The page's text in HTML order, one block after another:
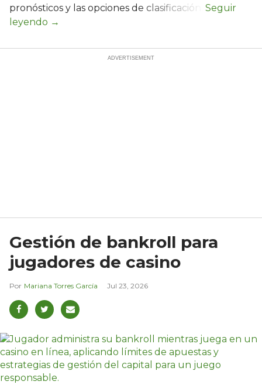
pronósticos y las opciones de clasificación.
Gestión de bankroll para
jugadores de casino
Mariana Torres García Jul 23, 2026